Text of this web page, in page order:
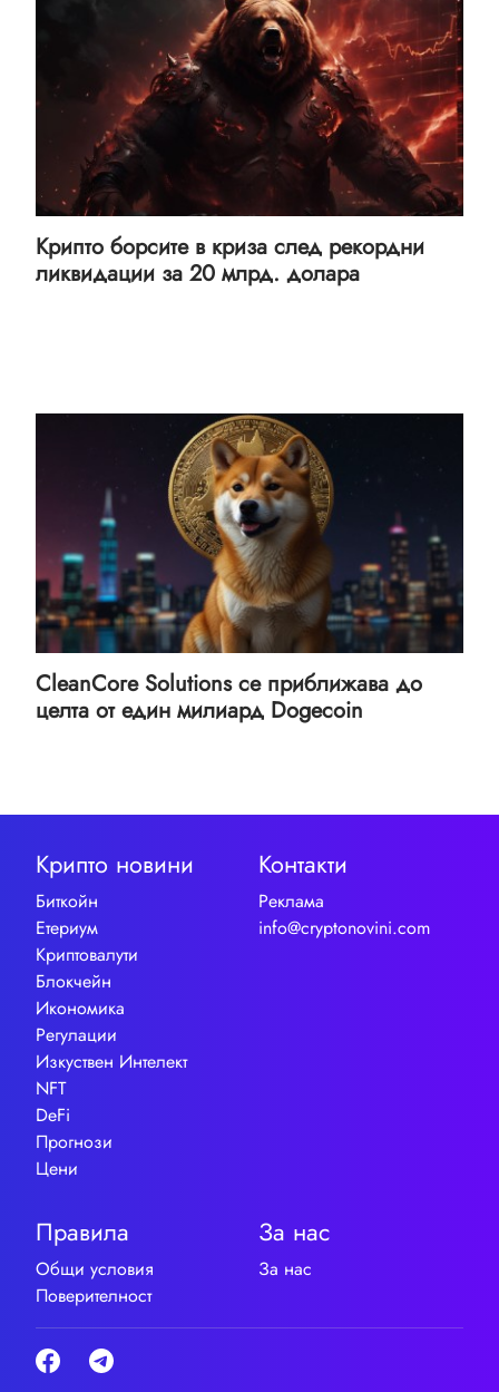
Крипто борсите в криза след рекордни
ликвидации за 20 млрд. долара
CleanCore Solutions се приближава до
целта от един милиард Dogecoin
Крипто новини
Биткойн
Етериум
Криптовалути
Блокчейн
Икономика
Регулации
Изкуствен Интелект
NFT
DeFi
Прогнози
Цени
Контакти
Реклама
info@cryptonovini.com
Правила
Общи условия
Поверителност
За нас
За нас